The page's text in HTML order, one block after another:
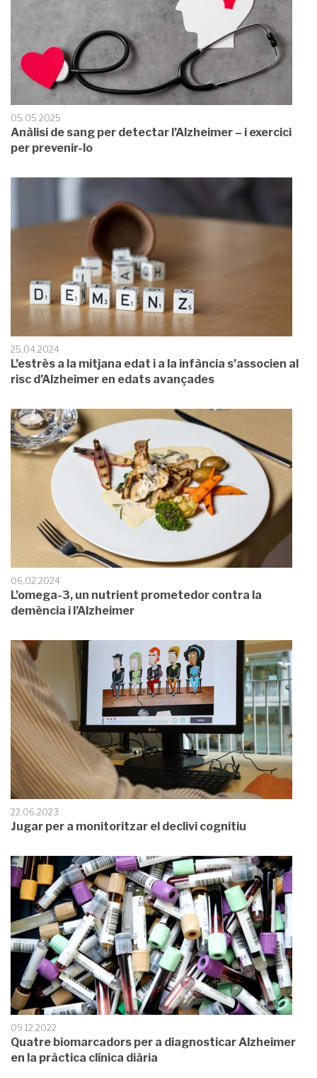
05.05.2025
Anàlisi de sang per detectar l’Alzheimer – i exercici
per prevenir-lo
25.04.2024
L’estrès a la mitjana edat i a la infància s’associen al
risc d’Alzheimer en edats avançades
06.02.2024
L’omega-3, un nutrient prometedor contra la
demència i l’Alzheimer
22.06.2023
Jugar per a monitoritzar el declivi cognitiu
09.12.2022
Quatre biomarcadors per a diagnosticar Alzheimer
en la pràctica clínica diària